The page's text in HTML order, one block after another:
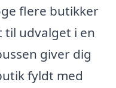
flere butikker
udvalget i en
giver dig
fyldt med